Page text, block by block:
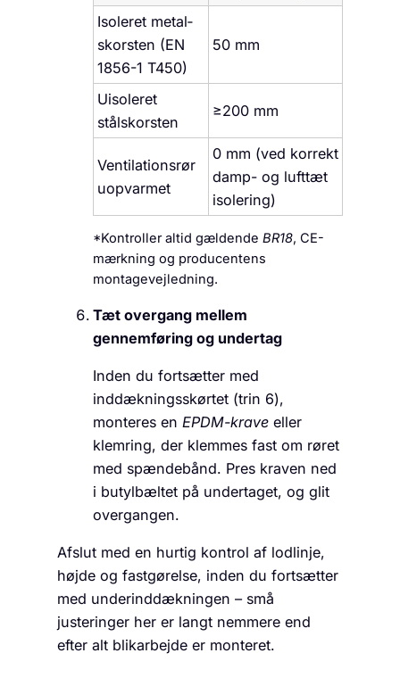
Isoleret metal­
skorsten (EN
1856-1 T450)
50 mm
Uisoleret
stålskorsten
≥200 mm
Ventilationsrør
uopvarmet
0 mm (ved korrekt
damp- og lufttæt
isolering)
*Kontroller altid gældende BR18, CE-
mærkning og producentens
montagevejledning.
Tæt overgang mellem
gennemføring og undertag
Inden du fortsætter med
inddækningsskørtet (trin 6),
monteres en EPDM-krave eller
klemring, der klemmes fast om røret
med spændebånd. Pres kraven ned
i butylbæltet på undertaget, og glit
overgangen.
Afslut med en hurtig kontrol af lodlinje,
højde og fastgørelse, inden du fortsætter
med underinddækningen – små
justeringer her er langt nemmere end
efter alt blikarbejde er monteret.